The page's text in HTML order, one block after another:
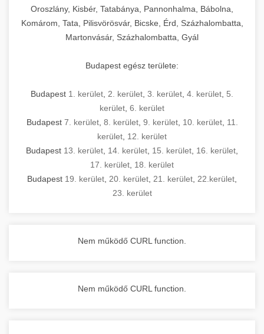
Oroszlány, Kisbér, Tatabánya, Pannonhalma, Bábolna,
Komárom, Tata, Pilisvörösvár, Bicske, Érd, Százhalombatta,
Martonvásár, Százhalombatta, Gyál
Budapest egész területe:
Budapest 1. kerület 2. kerület 3. kerület 4. kerület 5.
kerület 6. kerület
Budapest 7. kerület, 8. kerület, 9. kerület, 10. kerület, 11.
kerület 12. kerület
Budapest 13. kerület 14. kerület 15. kerület 16. kerület
17. kerület 18. kerület
Budapest 19. kerület 20. kerület 21. kerület 22.kerület
23. kerület
Nem működő CURL function.
Nem működő CURL function.